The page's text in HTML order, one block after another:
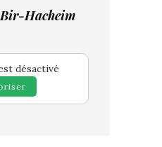
Hacheim
désactivé